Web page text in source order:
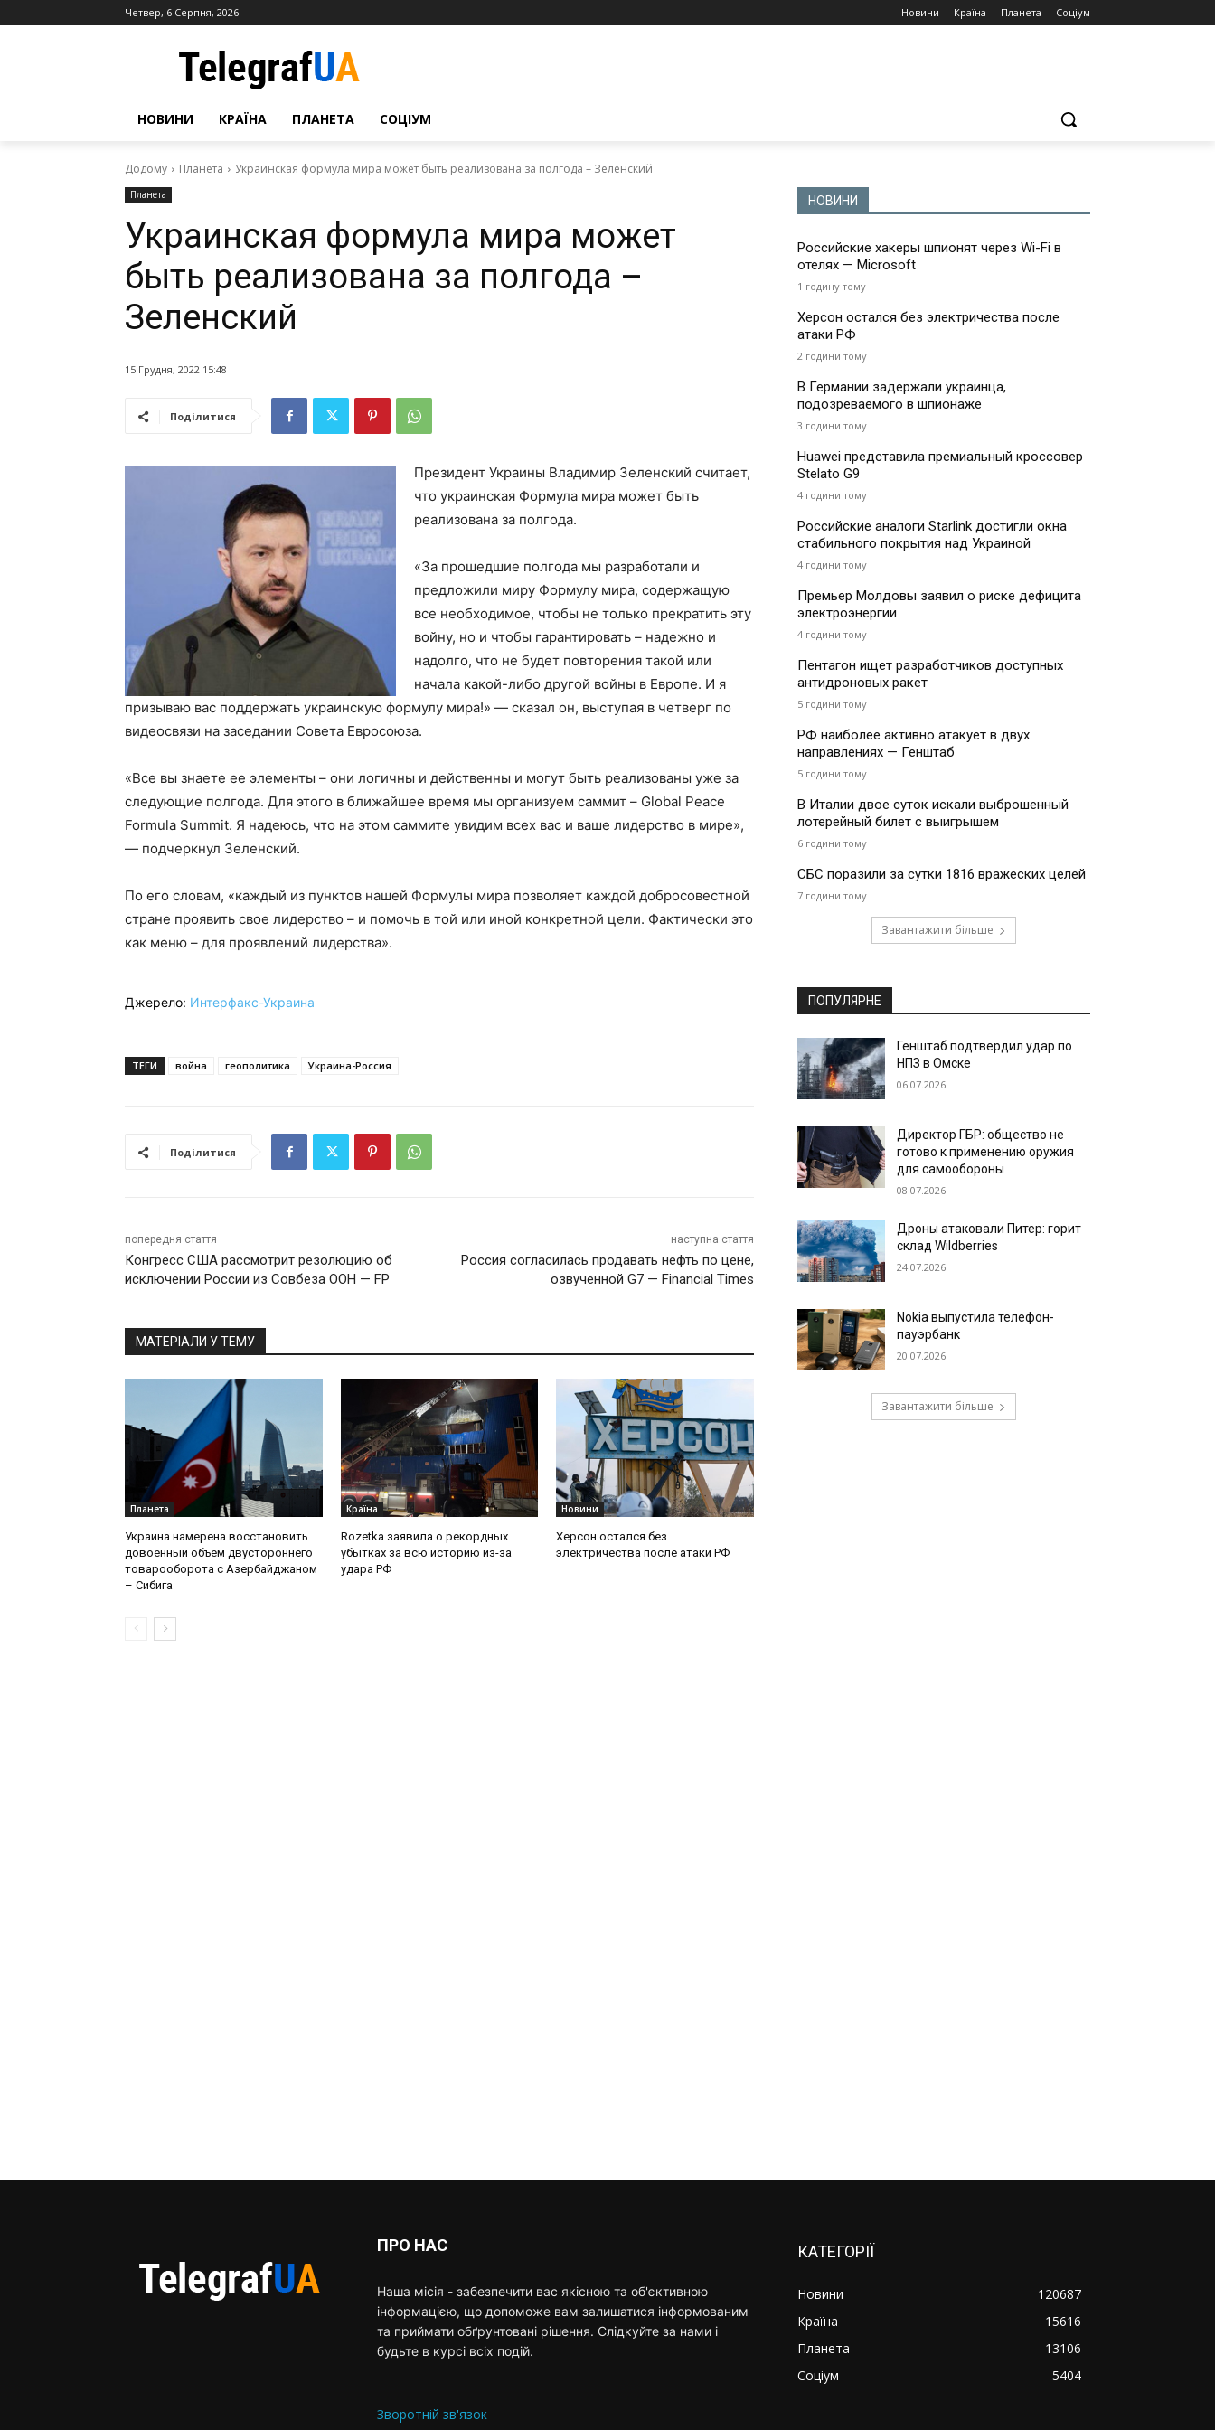
Четвер, 6 Серпня, 2026 Новини Країна Планета Соціум
НОВИНИ КРАЇНА ПЛАНЕТА СОЦІУМ
Додому Планета Украинская формула мира может быть реализована за полгода – Зеленский
Планета
Украинская формула мира может
быть реализована за полгода –
Зеленский
15 Грудня, 2022 15:48
Поділитися
Президент Украины Владимир Зеленский считает,
что украинская Формула мира может быть
реализована за полгода.
«За прошедшие полгода мы разработали и
предложили миру Формулу мира, содержащую
все необходимое, чтобы не только прекратить эту
войну, но и чтобы гарантировать – надежно и
надолго, что не будет повторения такой или
начала какой-либо другой войны в Европе. И я
призываю вас поддержать украинскую формулу мира!» — сказал он, выступая в четверг по
видеосвязи на заседании Совета Евросоюза.
«Все вы знаете ее элементы – они логичны и действенны и могут быть реализованы уже за
следующие полгода. Для этого в ближайшее время мы организуем саммит – Global Peace
Formula Summit. Я надеюсь, что на этом саммите увидим всех вас и ваше лидерство в мире»,
— подчеркнул Зеленский.
По его словам, «каждый из пунктов нашей Формулы мира позволяет каждой добросовестной
стране проявить свое лидерство – и помочь в той или иной конкретной цели. Фактически это
как меню – для проявлений лидерства».
Джерело: Интерфакс-Украина
ТЕГИ война геополитика Украина-Россия
Поділитися
попередня стаття
Конгресс США рассмотрит резолюцию об
исключении России из Совбеза ООН — FP
наступна стаття
Россия согласилась продавать нефть по цене,
озвученной G7 — Financial Times
МАТЕРІАЛИ У ТЕМУ
Планета
Украина намерена восстановить
довоенный объем двустороннего
товарооборота с Азербайджаном
– Сибига
Країна
Rozetka заявила о рекордных
убытках за всю историю из-за
удара РФ
Новини
Херсон остался без
электричества после атаки РФ
НОВИНИ
Российские хакеры шпионят через Wi-Fi в
отелях — Microsoft
1 годину тому
Херсон остался без электричества после
атаки РФ
2 години тому
В Германии задержали украинца,
подозреваемого в шпионаже
3 години тому
Huawei представила премиальный кроссовер
Stelato G9
4 години тому
Российские аналоги Starlink достигли окна
стабильного покрытия над Украиной
4 години тому
Премьер Молдовы заявил о риске дефицита
электроэнергии
4 години тому
Пентагон ищет разработчиков доступных
антидроновых ракет
5 години тому
РФ наиболее активно атакует в двух
направлениях — Генштаб
5 години тому
В Италии двое суток искали выброшенный
лотерейный билет с выигрышем
6 години тому
СБС поразили за сутки 1816 вражеских целей
7 години тому
Завантажити більше
ПОПУЛЯРНЕ
Генштаб подтвердил удар по
НПЗ в Омске
06.07.2026
Директор ГБР: общество не
готово к применению оружия
для самообороны
08.07.2026
Дроны атаковали Питер: горит
склад Wildberries
24.07.2026
Nokia выпустила телефон-
пауэрбанк
20.07.2026
Завантажити більше
ПРО НАС
Наша місія - забезпечити вас якісною та об'єктивною
інформацією, що допоможе вам залишатися інформованим
та приймати обґрунтовані рішення. Слідкуйте за нами і
будьте в курсі всіх подій.
Зворотній зв'язок
КАТЕГОРІЇ
Новини
120687
Країна
15616
Планета
13106
Соціум
5404